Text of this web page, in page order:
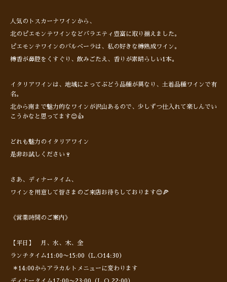
人気のトスカーナワインから、
北のピエモンテワインなどバラエティ豊富に取り揃えました。
ピエモンテワインのバルベーラは、私の好きな樽熟成ワイン。
樽香が鼻腔をくすぐり、飲みごたえ、香りが素晴らしい1本。
イタリアワインは、地域によってぶどう品種が異なり、土着品種ワインで有
名。
北から南まで魅力的なワインが沢山あるので、少しずつ仕入れて楽しんでい
こうかなと思ってます😊👍
どれも魅力のイタリアワイン
是非お試しください🍷
さあ、ディナータイム、
ワインを用意して皆さまのご来店お待ちしております😊🍕
《営業時間のご案内》
【平日】 月、水、木、金
ランチタイム11:00〜15:00（L.O14:30）
＊14:00からアラカルトメニューに変わります